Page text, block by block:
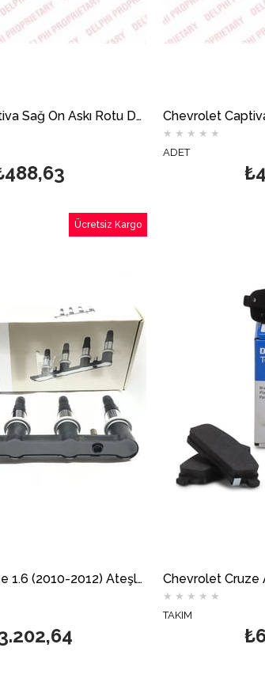
Chevrolet Captiva Sağ Ön Askı Rotu DELPHİ
★ ★ ★ ★ ★
ADET
Chevrolet Cruze 1.6 (2010-2012) Ateşleme Bobini DELPHİ
Ücretsiz Kargo
★ ★ ★ ★ ★
TAKIM